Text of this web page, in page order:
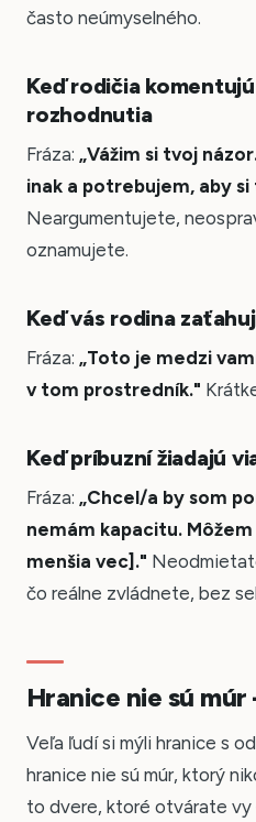
často neúmyselného.
Keď rodičia
rozhodnutia
Fráza: „Vážim si tvoj
inak a potrebujem, aby
Neargumentujete,
oznamujete.
Keď vás rodina
Fráza: „Toto je medzi
v tom prostredník."
Keď príbuzní žiadajú
Fráza: „Chcel/a by som
nemám kapacitu.
menšia vec]."
čo reálne zvládnete, bez
Hranice nie sú
Veľa ľudí si mýli hranice s
hranice nie sú múr, ktorý
to dvere, ktoré otvárate